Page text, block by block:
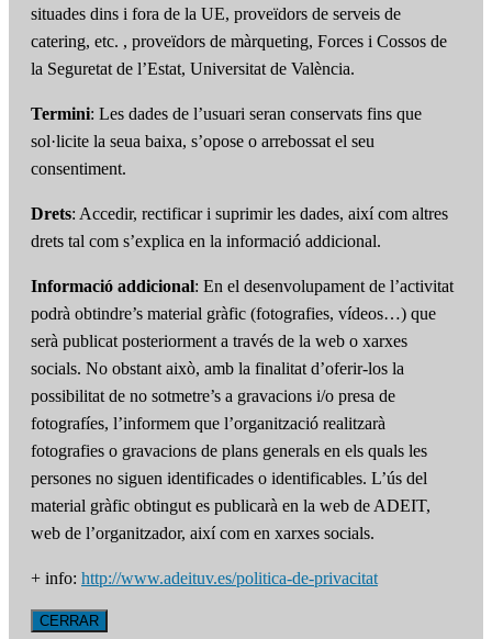
situades dins i fora de la UE, proveïdors de serveis de
catering, etc. , proveïdors de màrqueting, Forces i Cossos de
la Seguretat de l’Estat, Universitat de València.
Termini: Les dades de l’usuari seran conservats fins que
sol·licite la seua baixa, s’opose o arrebossat el seu
consentiment.
Drets: Accedir, rectificar i suprimir les dades, així com altres
drets tal com s’explica en la informació addicional.
Informació addicional: En el desenvolupament de l’activitat
podrà obtindre’s material gràfic (fotografies, vídeos…) que
serà publicat posteriorment a través de la web o xarxes
socials. No obstant això, amb la finalitat d’oferir-los la
possibilitat de no sotmetre’s a gravacions i/o presa de
fotografíes, l’informem que l’organització realitzarà
fotografies o gravacions de plans generals en els quals les
persones no siguen identificades o identificables. L’ús del
material gràfic obtingut es publicarà en la web de ADEIT,
web de l’organitzador, així com en xarxes socials.
+ info: http://www.adeituv.es/politica-de-privacitat
CERRAR